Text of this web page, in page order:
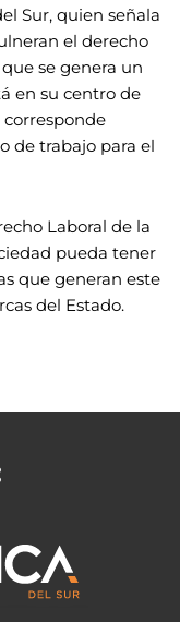
Sur, quien señala
el derecho
se genera un
en su centro de
de trabajo para el
Laboral de la
pueda tener
que generan este
del Estado.